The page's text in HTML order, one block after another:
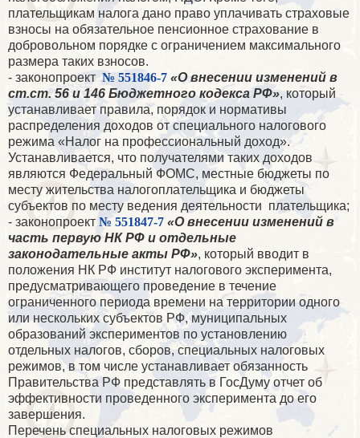
плательщикам налога дано право уплачивать страховые
взносы на обязательное пенсионное страхование в
добровольном порядке с ограничением максимального
размера таких взносов.
- законопроект № 551846-7 «О внесении изменений в
ст.ст. 56 и 146 Бюджетного кодекса РФ», который
устанавливает правила, порядок и нормативы
распределения доходов от специального налогового
режима «Налог на профессиональный доход».
Устанавливается, что получателями таких доходов
являются Федеральный ФОМС, местные бюджеты по
месту жительства налогоплательщика и бюджеты
субъектов по месту ведения деятельности плательщика;
- законопроект № 551847-7 «О внесении изменений в
часть первую НК РФ и отдельные
законодательные акты РФ», который вводит в
положения НК РФ институт налогового эксперимента,
предусматривающего проведение в течение
ограниченного периода времени на территории одного
или нескольких субъектов РФ, муниципальных
образований экспериментов по установлению
отдельных налогов, сборов, специальных налоговых
режимов, в том числе устанавливает обязанность
Правительства РФ представлять в ГосДуму отчет об
эффективности проведенного эксперимента до его
завершения.
Перечень специальных налоговых режимов